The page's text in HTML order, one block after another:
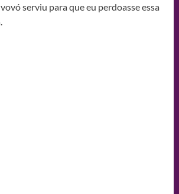
serviu para que eu perdoasse essa